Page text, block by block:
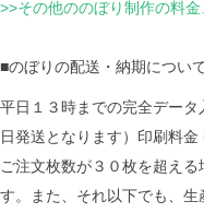
>>その他ののぼり制作の料
■のぼりの配送・納期につい
平日１３時までの完全デー
日発送となります）印刷料
ご注文枚数が３０枚を超え
す。また、それ以下でも、生